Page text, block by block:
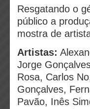
Resgatando o
público a
mostra de
Artistas:
Jorge
Rosa, Carlos
Gonçalves,
Pavão, Inês